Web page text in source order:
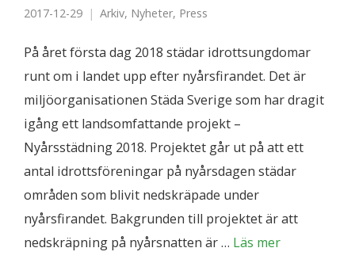
2017-12-29 Arkiv, Nyheter, Press
På året första dag 2018 städar idrottsungdomar
runt om i landet upp efter nyårsfirandet. Det är
miljöorganisationen Städa Sverige som har dragit
igång ett landsomfattande projekt –
Nyårsstädning 2018. Projektet går ut på att ett
antal idrottsföreningar på nyårsdagen städar
områden som blivit nedskräpade under
nyårsfirandet. Bakgrunden till projektet är att
nedskräpning på nyårsnatten är … Läs mer